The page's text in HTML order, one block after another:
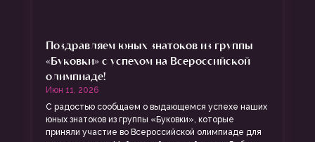
Поздравляем юных знатоков из группы
«Буковки» с успехом на Всероссийской
олимпиаде!
Июн 11, 2026
С радостью сообщаем о выдающемся успехе наших
юных знатоков из группы «Буковки», которые
приняли участие во Всероссийской олимпиаде для